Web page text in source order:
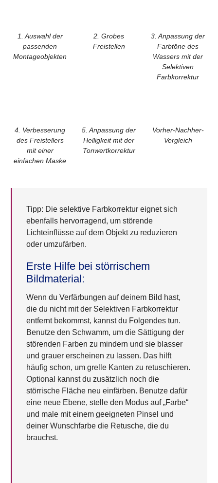
1. Auswahl der
passenden
Montageobjekten
2. Grobes
Freistellen
3. Anpassung der
Farbtöne des
Wassers mit der
Selektiven
Farbkorrektur
4. Verbesserung
des Freistellers
mit einer
einfachen Maske
5. Anpassung der
Helligkeit mit der
Tonwertkorrektur
Vorher-Nachher-
Vergleich
Tipp: Die selektive Farbkorrektur eignet sich
ebenfalls hervorragend, um störende
Lichteinflüsse auf dem Objekt zu reduzieren
oder umzufärben.
Erste Hilfe bei störrischem
Bildmaterial:
Wenn du Verfärbungen auf deinem Bild hast,
die du nicht mit der Selektiven Farbkorrektur
entfernt bekommst, kannst du Folgendes tun.
Benutze den Schwamm, um die Sättigung der
störenden Farben zu mindern und sie blasser
und grauer erscheinen zu lassen. Das hilft
häufig schon, um grelle Kanten zu retuschieren.
Optional kannst du zusätzlich noch die
störrische Fläche neu einfärben. Benutze dafür
eine neue Ebene, stelle den Modus auf „Farbe“
und male mit einem geeigneten Pinsel und
deiner Wunschfarbe die Retusche, die du
brauchst.